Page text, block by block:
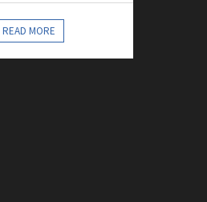
READ MORE